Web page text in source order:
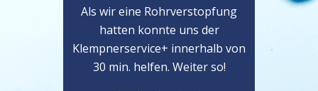
Als wir eine Rohrverstopfung
hatten konnte uns der
Klempnerservice+ innerhalb von
30 min. helfen. Weiter so!